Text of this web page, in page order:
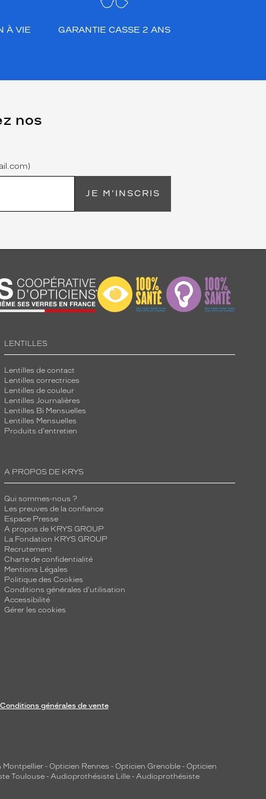
À VIE GARANTIE CASSE 2 ANS
nos
JE M'INSCRIS
LENTILLES
Lentilles de contact
Lentilles correctrices
Lentilles de couleur
Lentilles Journalières
Lentilles Bi Mensuelles
Lentilles Mensuelles
Produits d'entretien
A PROPOS DE KRYS
Qui sommes-nous ?
Les preuves de la confiance
Espace Presse
A propos de KRYS GROUP
La Fondation KRYS GROUP
Recrutement
Charte de confidentialité
Mentions Légales
Politique des Cookies
Conditions générales d'utilisation
Accessibilité
Gérer les cookies
Conditions générales de vente
Montpellier - Opticien Rennes - Opticien Grenoble - Opticien
Toulouse - Audioprothésiste Lille - Audioprothésiste